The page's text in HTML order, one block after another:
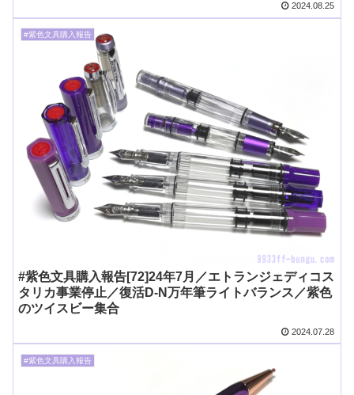
2024.08.25
#紫色文具購入報告
#紫色文具購入報告[72]24年7月／エトランジェディコス
タリカ事業停止／復活D-N万年筆ライトバランス／紫色
のツイスビー集合
2024.07.28
#紫色文具購入報告